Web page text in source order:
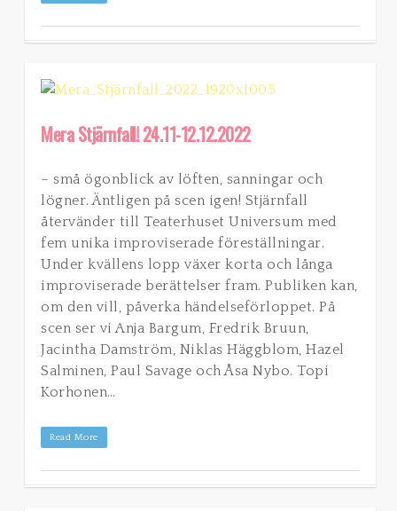
Mera Stjärnfall! 24.11-12.12.2022
– små ögonblick av löften, sanningar och
lögner. Äntligen på scen igen! Stjärnfall
återvänder till Teaterhuset Universum med
fem unika improviserade föreställningar.
Under kvällens lopp växer korta och långa
improviserade berättelser fram. Publiken kan,
om den vill, påverka händelseförloppet. På
scen ser vi Anja Bargum, Fredrik Bruun,
Jacintha Damström, Niklas Häggblom, Hazel
Salminen, Paul Savage och Åsa Nybo. Topi
Korhonen…
Read More